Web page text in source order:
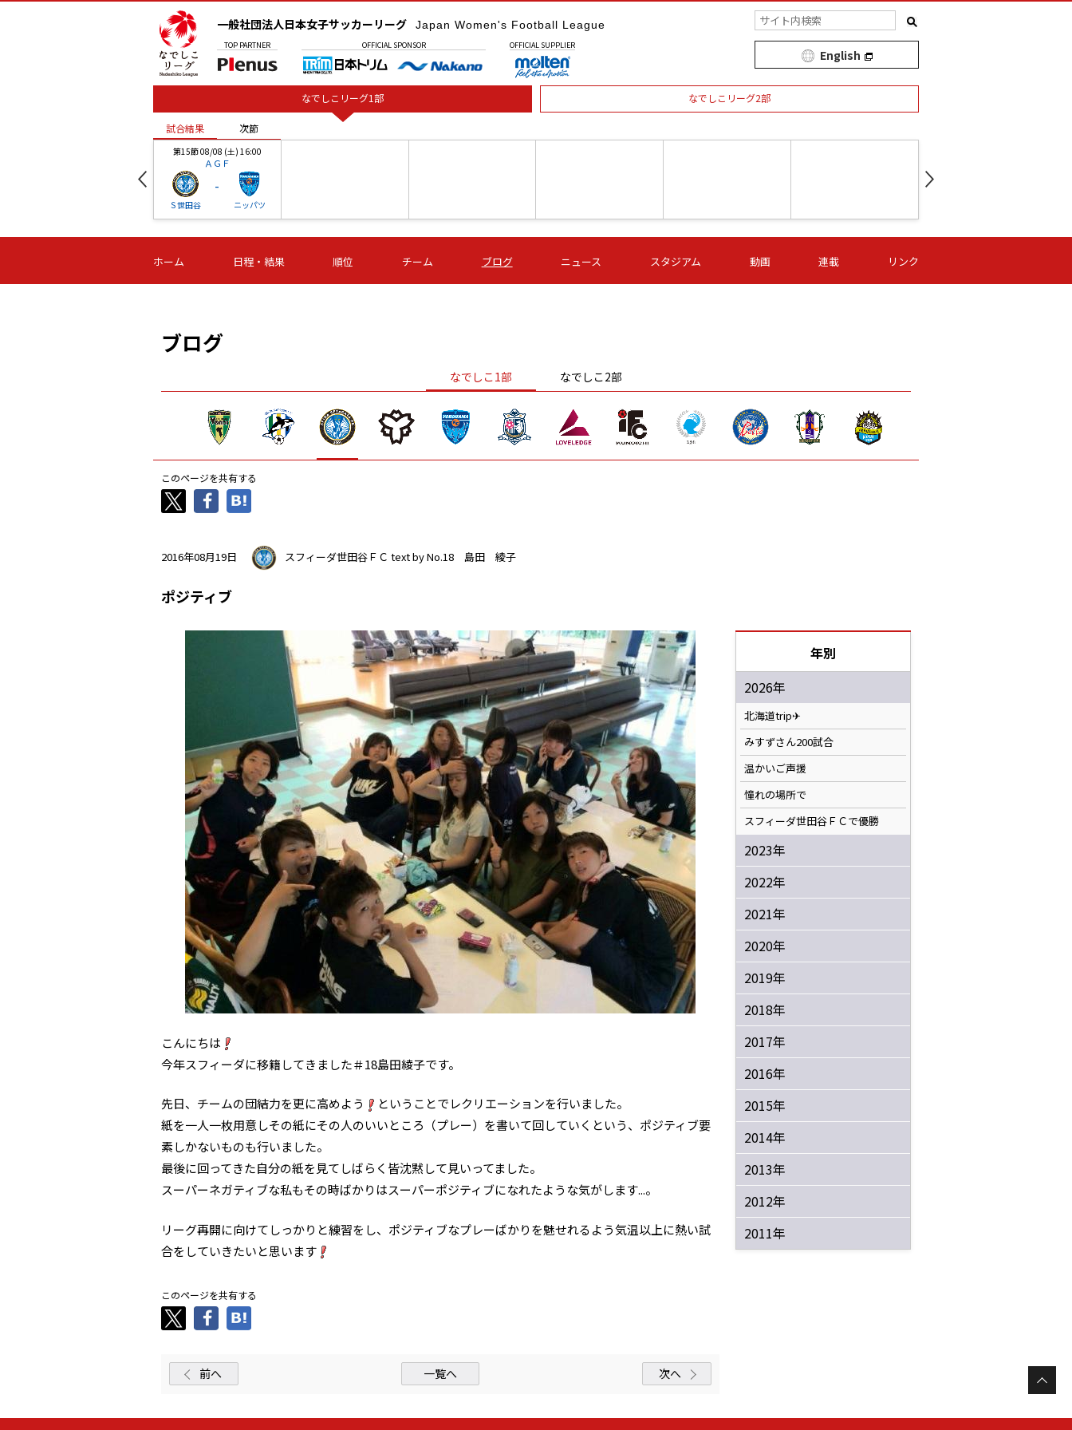
一般社団法人日本女子サッカーリーグ Japan Women's Football League
TOP PARTNER OFFICIAL SPONSOR OFFICIAL SUPPLIER
English
なでしこリーグ1部 なでしこリーグ2部
試合結果 次節
第15節 08/08 (土) 16:00
ＡＧＦ
Ｓ世田谷
-
ニッパツ
-
第16節 09/05 (土) 15:00
ニッパツ
-
第16節 09/05 (土) 15:00
石人の星
-
第16節 09/05 (土) 16:00
ＡＧＦ
-
いちご
-
第16節 09/06 (日) 15:00
-
第16節 09/06 (日) 15:00
- -
試合結果 次節
ホーム 日程・結果 順位 チーム ブログ ニュース スタジアム 動画 連載 リンク
ブログ
なでしこ1部 なでしこ2部
このページを共有する
2016年08月19日 スフィーダ世田谷ＦＣ text by No.18 島田 綾子
ポジティブ
こんにちは
今年スフィーダに移籍してきました＃18島田綾子です。
先日、チームの団結力を更に高めよう
ということでレクリエーションを行いました。
紙を一人一枚用意しその紙にその人のいいところ（プレー）を書いて回していくという、ポジティブ要
素しかないものも行いました。
最後に回ってきた自分の紙を見てしばらく皆沈黙して見いってました。
スーパーネガティブな私もその時ばかりはスーパーポジティブになれたような気がします...。
リーグ再開に向けてしっかりと練習をし、ポジティブなプレーばかりを魅せれるよう気温以上に熱い試
合をしていきたいと思います
このページを共有する
前へ 一覧へ 次へ
年別
2026年
北海道trip✈
みすずさん200試合
温かいご声援
憧れの場所で
スフィーダ世田谷ＦＣで優勝
2023年
2022年
2021年
2020年
2019年
2018年
2017年
2016年
2015年
2014年
2013年
2012年
2011年